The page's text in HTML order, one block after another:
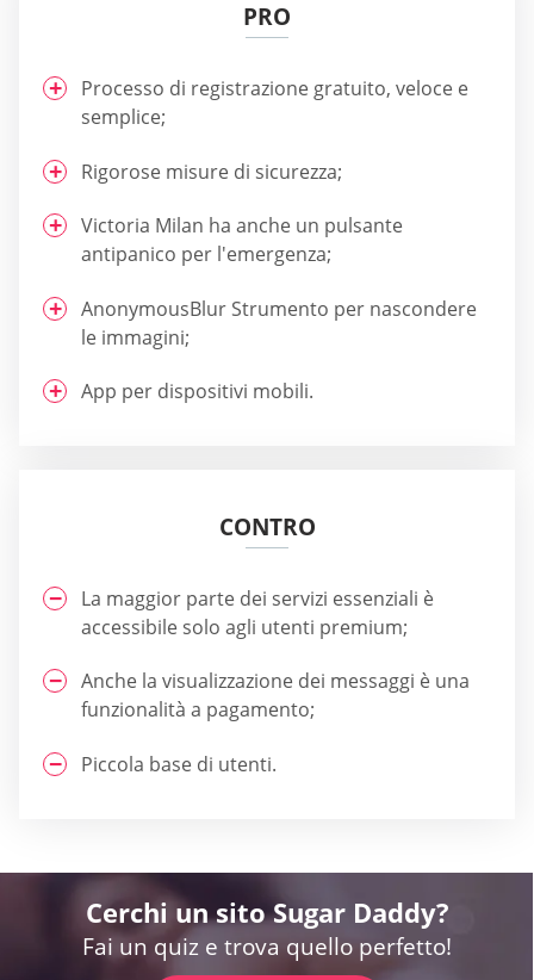
PRO
Processo di registrazione gratuito, veloce e
semplice;
Rigorose misure di sicurezza;
Victoria Milan ha anche un pulsante
antipanico per l'emergenza;
AnonymousBlur Strumento per nascondere
le immagini;
App per dispositivi mobili.
CONTRO
La maggior parte dei servizi essenziali è
accessibile solo agli utenti premium;
Anche la visualizzazione dei messaggi è una
funzionalità a pagamento;
Piccola base di utenti.
Cerchi un sito Sugar Daddy?
Fai un quiz e trova quello perfetto!